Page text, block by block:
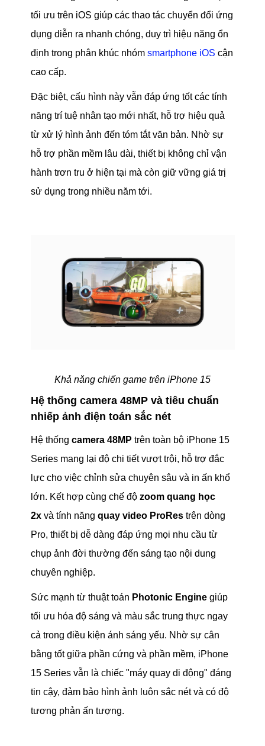
tối ưu trên iOS giúp các thao tác chuyển đổi ứng
dụng diễn ra nhanh chóng, duy trì hiệu năng ổn
định trong phân khúc nhóm smartphone iOS cận
cao cấp.
Đặc biệt, cấu hình này vẫn đáp ứng tốt các tính
năng trí tuệ nhân tạo mới nhất, hỗ trợ hiệu quả
từ xử lý hình ảnh đến tóm tắt văn bản. Nhờ sự
hỗ trợ phần mềm lâu dài, thiết bị không chỉ vận
hành trơn tru ở hiện tại mà còn giữ vững giá trị
sử dụng trong nhiều năm tới.
Khả năng chiến game trên iPhone 15
Hệ thống camera 48MP và tiêu chuẩn
nhiếp ảnh điện toán sắc nét
Hệ thống camera 48MP trên toàn bộ iPhone 15
Series mang lại độ chi tiết vượt trội, hỗ trợ đắc
lực cho việc chỉnh sửa chuyên sâu và in ấn khổ
lớn. Kết hợp cùng chế độ zoom quang học
2x và tính năng quay video ProRestrên dòng
Pro, thiết bị dễ dàng đáp ứng mọi nhu cầu từ
chụp ảnh đời thường đến sáng tạo nội dung
chuyên nghiệp.
Sức mạnh từ thuật toán Photonic Enginegiúp
tối ưu hóa độ sáng và màu sắc trung thực ngay
cả trong điều kiện ánh sáng yếu. Nhờ sự cân
bằng tốt giữa phần cứng và phần mềm, iPhone
15 Series vẫn là chiếc "máy quay di động" đáng
tin cậy, đảm bảo hình ảnh luôn sắc nét và có độ
tương phản ấn tượng.